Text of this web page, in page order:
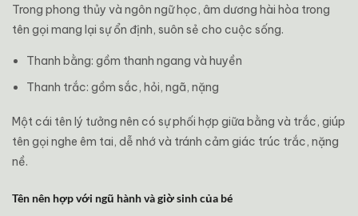
Trong phong thủy và ngôn ngữ học, âm dương hài hòa trong
tên gọi mang lại sự ổn định, suôn sẻ cho cuộc sống.
Thanh bằng: gồm thanh ngang và huyền
Thanh trắc: gồm sắc, hỏi, ngã, nặng
Một cái tên lý tưởng nên có sự phối hợp giữa bằng và trắc, giúp
tên gọi nghe êm tai, dễ nhớ và tránh cảm giác trúc trắc, nặng
nề.
Tên nên hợp với ngũ hành và giờ sinh của bé